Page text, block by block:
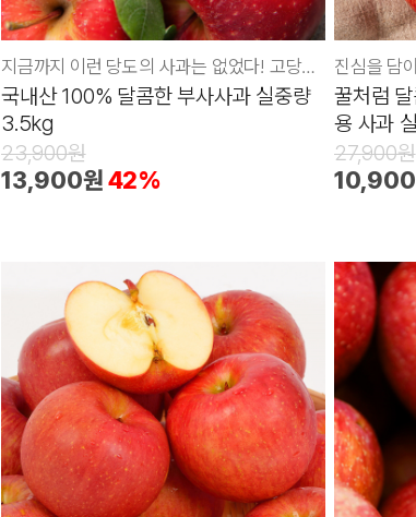
지금까지 이런 당도의 사과는 없었다! 고당도 사과
국내산 100% 달콤한 부사사과 실중량
3.5kg
23,900원
13,900원42%
꿀처럼
용 사과
27,900원
10,900